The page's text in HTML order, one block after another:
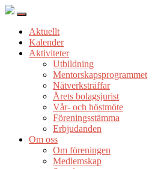
Aktuellt
Kalender
Aktiviteter
Utbildning
Mentorskapsprogrammet
Nätverksträffar
Årets bolagsjurist
Vår- och höstmöte
Föreningsstämma
Erbjudanden
Om oss
Om föreningen
Medlemskap